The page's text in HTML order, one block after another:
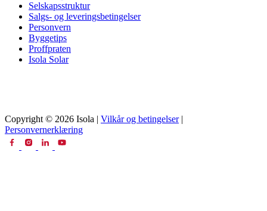
Selskapsstruktur
Salgs- og leveringsbetingelser
Personvern
Byggetips
Proffpraten
Isola Solar
Copyright © 2026 Isola | Vilkår og betingelser|
Personvernerklæring